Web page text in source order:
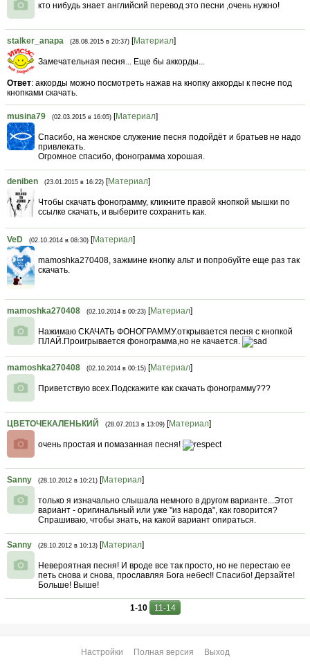
кто нибудь знает английсий перевод это песни ,очень нужно!
stalker_anapa (28.08.2015 в 20:37) [Материал]
Замечательная песня... Еще бы аккорды...
Ответ: аккорды можно посмотреть нажав на кнопку аккорды к песне под
кнопками скачать.
musina79 (02.03.2015 в 16:05) [Материал]
Спасибо, на женское служение песня подойдёт и братьев не надо
привлекать.
Огромное спасибо, фонограмма хорошая.
deniben (23.01.2015 в 16:22) [Материал]
Чтобы скачать фонограмму, кликните правой кнопкой мышки по
ссылке скачать, и выберите сохранить как.
VeD (02.10.2014 в 08:30) [Материал]
mamoshka270408, зажмине кнопку альт и попробуйте еще раз так
скачать.
mamoshka270408 (02.10.2014 в 00:23) [Материал]
Нажимаю СКАЧАТЬ ФОНОГРАММУ.открывается песня с кнопкой
ПЛАЙ.Проигрывается фонограмма,но не качается.
mamoshka270408 (02.10.2014 в 00:15) [Материал]
Приветствую всех.Подскажите как скачать фонограмму???
ЦВЕТОЧЕКАЛЕНЬКИЙ (28.07.2013 в 13:09) [Материал]
очень простая и помазанная песня!
Sanny (28.10.2012 в 10:21) [Материал]
только я изначально слышала немного в другом варианте...Этот
вариант - оригинальный или уже "из народа", как говорится?
Спрашиваю, чтобы знать, на какой вариант опираться.
Sanny (28.10.2012 в 10:13) [Материал]
Невероятная песня! И вроде все так просто, но не перестаю ее
петь снова и снова, прославляя Бога небес!! Спасибо! Дерзайте!
Больше! Выше!
1-10 11-14
Настройки Полная версия Выход